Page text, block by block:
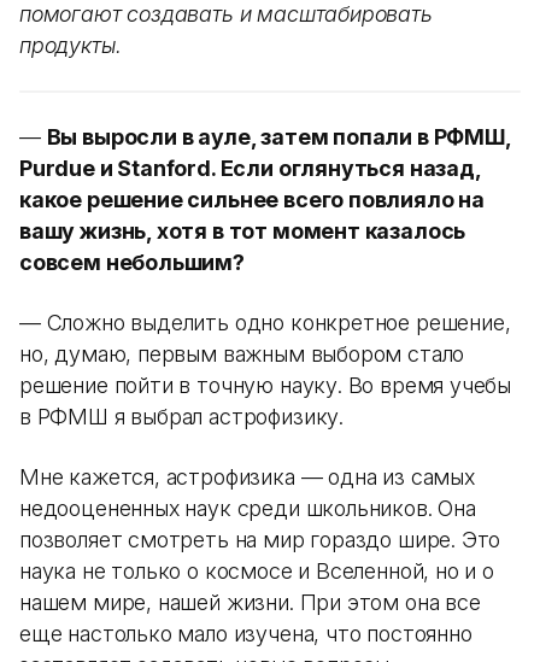
помогают создавать и масштабировать
продукты.
— Вы выросли в ауле, затем попали в РФМШ,
Purdue и Stanford. Если оглянуться назад,
какое решение сильнее всего повлияло на
вашу жизнь, хотя в тот момент казалось
совсем небольшим?
— Сложно выделить одно конкретное решение,
но, думаю, первым важным выбором стало
решение пойти в точную науку. Во время учебы
в РФМШ я выбрал астрофизику.
Мне кажется, астрофизика — одна из самых
недооцененных наук среди школьников. Она
позволяет смотреть на мир гораздо шире. Это
наука не только о космосе и Вселенной, но и о
нашем мире, нашей жизни. При этом она все
еще настолько мало изучена, что постоянно